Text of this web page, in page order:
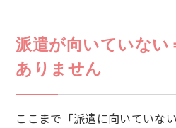
派遣が向いていない
ありません
ここまで「派遣に向いていな